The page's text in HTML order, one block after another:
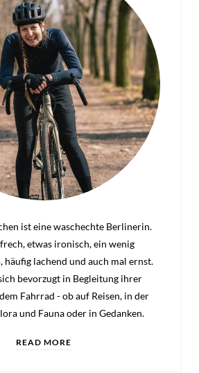
ist eine waschechte Berlinerin.
etwas ironisch, ein wenig
häufig lachend und auch mal ernst.
bevorzugt in Begleitung ihrer
Fahrrad - ob auf Reisen, in der
und Fauna oder in Gedanken.
READ MORE